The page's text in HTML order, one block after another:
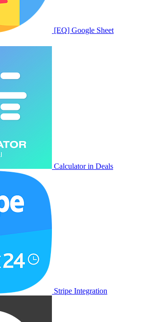
[EQ] Google Sheet
Calculator in Deals
Stripe Integration